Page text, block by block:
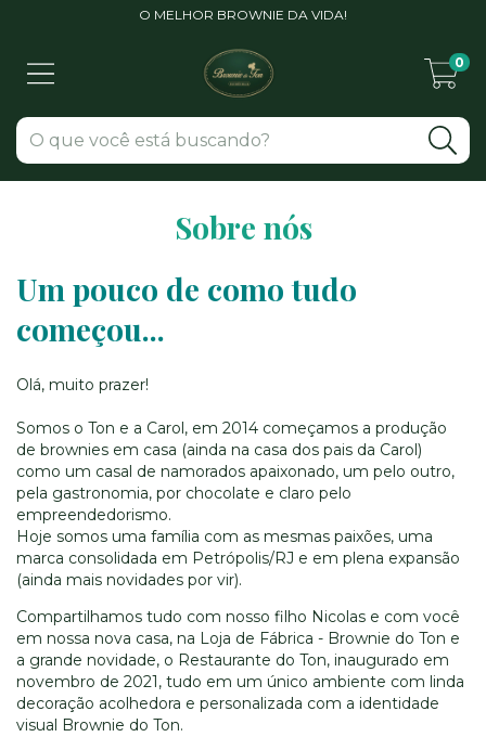
O MELHOR BROWNIE DA VIDA!
0
Sobre nós
Um pouco de como tudo
começou...
Olá, muito prazer!
Somos o Ton e a Carol, em 2014 começamos a produção
de brownies em casa (ainda na casa dos pais da Carol)
como um casal de namorados apaixonado, um pelo outro,
pela gastronomia, por chocolate e claro pelo
empreendedorismo.
Hoje somos uma família com as mesmas paixões, uma
marca consolidada em Petrópolis/RJ e em plena expansão
(ainda mais novidades por vir).
Compartilhamos tudo com nosso filho Nicolas e com você
em nossa nova casa, na Loja de Fábrica - Brownie do Ton e
a grande novidade, o Restaurante do Ton, inaugurado em
novembro de 2021, tudo em um único ambiente com linda
decoração acolhedora e personalizada com a identidade
visual Brownie do Ton.